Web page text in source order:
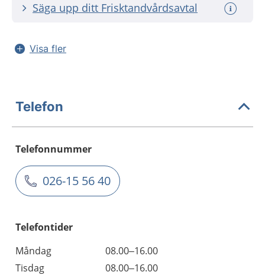
Säga upp ditt Frisktandvårdsavtal
Visa fler
Telefon
Telefonnummer
026-15 56 40
Telefontider
Måndag
08.00–16.00
Tisdag
08.00–16.00